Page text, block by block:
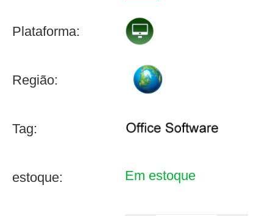
Plataforma:
Região:
Tag:
estoque: Em estoque